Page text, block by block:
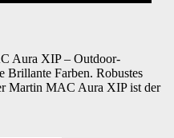
Aura XIP – Outdoor-
Brillante Farben. Robustes
Martin MAC Aura XIP ist der